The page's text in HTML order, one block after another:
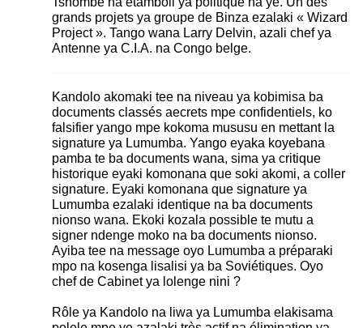
grands projets ya groupe de Binza ezalaki « Wizard
Project ». Tango wana Larry Delvin, azali chef ya
Antenne ya C.I.A. na Congo belge.
Kandolo akomaki tee na niveau ya kobimisa ba
documents classés aecrets mpe confidentiels, ko
falsifier yango mpe kokoma mususu en mettant la
signature ya Lumumba. Yango eyaka koyebana
pamba te ba documents wana, sima ya critique
historique eyaki komonana que soki akomi, a coller
signature. Eyaki komonana que signature ya
Lumumba ezalaki identique na ba documents
nionso wana. Ekoki kozala possible te mutu a
signer ndenge moko na ba documents nionso.
Ayiba tee na message oyo Lumumba a préparaki
mpo na kosenga lisalisi ya ba Soviétiques. Oyo
chef de Cabinet ya lolenge nini ?
Rôle ya Kandolo na liwa ya Lumumba elakisama